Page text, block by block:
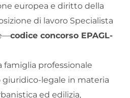
europea e diritto della
di lavoro Specialista
codice concorso EPAGL-
famiglia professionale
legale in materia
ed edilizia,